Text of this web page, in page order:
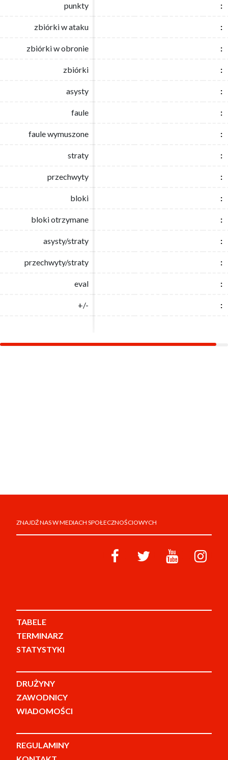
punkty :
zbiórki w ataku :
zbiórki w obronie :
zbiórki :
asysty :
faule :
faule wymuszone :
straty :
przechwyty :
bloki :
bloki otrzymane :
asysty/straty :
przechwyty/straty :
eval :
+/- :
punkty :
zbiórki w ataku :
zbiórki w obronie :
zbiórki :
asysty :
faule :
faule wymuszone :
straty :
przechwyty :
bloki :
bloki otrzymane :
asysty/straty :
przechwyty/straty :
eval :
+/- :
ZNAJDŹ NAS W MEDIACH SPOŁECZNOŚCIOWYCH
TABELE
TERMINARZ
STATYSTYKI
DRUŻYNY
ZAWODNICY
WIADOMOŚCI
REGULAMINY